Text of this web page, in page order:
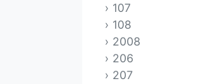
› 107
› 108
› 2008
› 206
› 207